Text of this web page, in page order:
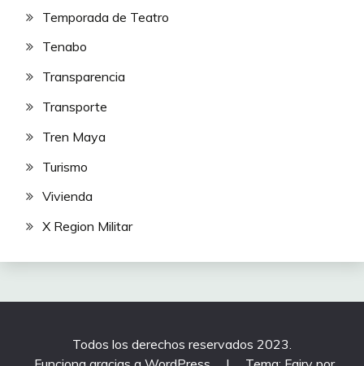
Temporada de Teatro
Tenabo
Transparencia
Transporte
Tren Maya
Turismo
Vivienda
X Region Militar
Todos los derechos reservados 2023.